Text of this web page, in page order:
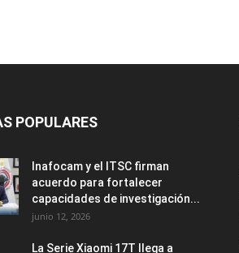
POPULARES
Inafocam y el ITSC firman
acuerdo para fortalecer
capacidades de investigación...
junio 12, 2026
La Serie Xiaomi 17T llega a